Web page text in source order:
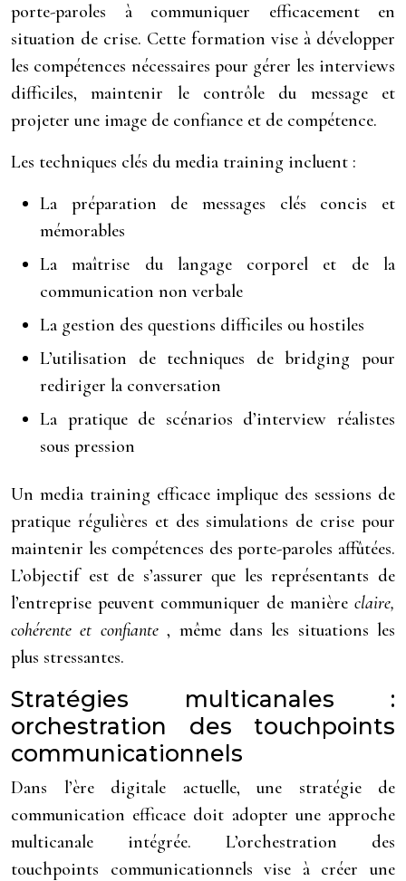
porte-paroles à communiquer efficacement en
situation de crise. Cette formation vise à développer
les compétences nécessaires pour gérer les interviews
difficiles, maintenir le contrôle du message et
projeter une image de confiance et de compétence.
Les techniques clés du media training incluent :
La préparation de messages clés concis et
mémorables
La maîtrise du langage corporel et de la
communication non verbale
La gestion des questions difficiles ou hostiles
L’utilisation de techniques de bridging pour
rediriger la conversation
La pratique de scénarios d’interview réalistes
sous pression
Un media training efficace implique des sessions de
pratique régulières et des simulations de crise pour
maintenir les compétences des porte-paroles affûtées.
L’objectif est de s’assurer que les représentants de
l’entreprise peuvent communiquer de manière claire,
cohérente et confiante, même dans les situations les
plus stressantes.
Stratégies multicanales :
orchestration des touchpoints
communicationnels
Dans l’ère digitale actuelle, une stratégie de
communication efficace doit adopter une approche
multicanale intégrée. L’orchestration des
touchpoints communicationnels vise à créer une